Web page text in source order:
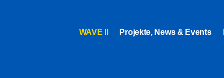
WAVE II Projekte, News & Events